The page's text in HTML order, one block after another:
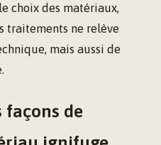
choix des matériaux,
traitements ne relève
mais aussi de
façons de